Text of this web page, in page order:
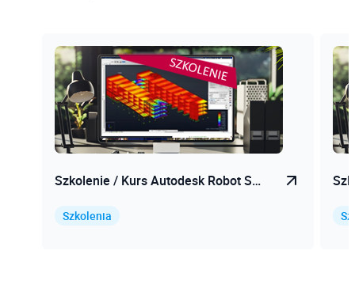
Szkolenie / Kurs Autodesk Robot S…
Szkolenia